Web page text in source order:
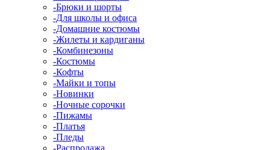
-Брюки и шорты
-Для школы и офиса
-Домашние костюмы
-Жилеты и кардиганы
-Комбинезоны
-Костюмы
-Кофты
-Майки и топы
-Новинки
-Ночные сорочки
-Пижамы
-Платья
-Пледы
-Распродажа